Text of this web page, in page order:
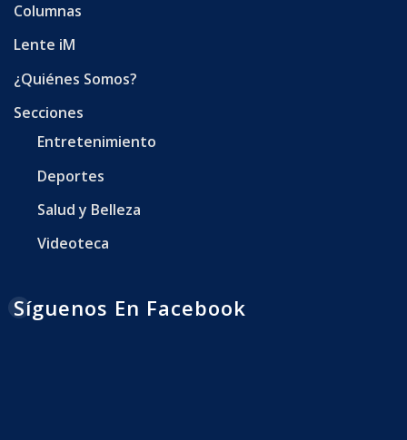
Columnas
Lente iM
¿Quiénes Somos?
Secciones
Entretenimiento
Deportes
Salud y Belleza
Videoteca
Síguenos En Facebook